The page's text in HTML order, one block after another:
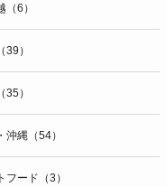
（6）
39）
35）
沖縄（54）
フード（3）